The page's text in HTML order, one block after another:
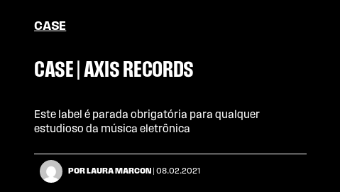
CASE
CASE | AXIS RECORDS
Este label é parada obrigatória para qualquer
estudioso da música eletrônica
POR LAURA MARCON | 08.02.2021